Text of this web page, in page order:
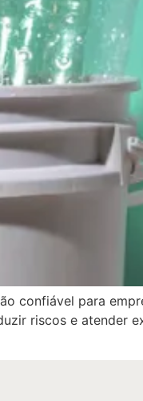
confiável para
riscos e atender